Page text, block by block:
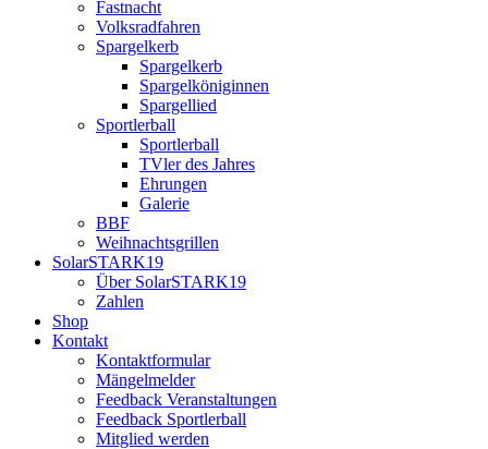
Fastnacht
Volksradfahren
Spargelkerb
Spargelkerb
Spargelköniginnen
Spargellied
Sportlerball
Sportlerball
TVler des Jahres
Ehrungen
Galerie
BBF
Weihnachtsgrillen
SolarSTARK19
Über SolarSTARK19
Zahlen
Shop
Kontakt
Kontaktformular
Mängelmelder
Feedback Veranstaltungen
Feedback Sportlerball
Mitglied werden